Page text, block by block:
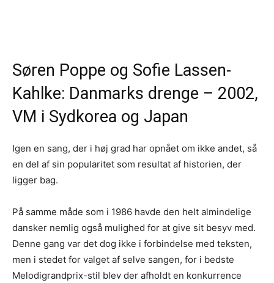
Søren Poppe og Sofie Lassen-
Kahlke: Danmarks drenge – 2002,
VM i Sydkorea og Japan
Igen en sang, der i høj grad har opnået om ikke andet, så
en del af sin popularitet som resultat af historien, der
ligger bag.
På samme måde som i 1986 havde den helt almindelige
dansker nemlig også mulighed for at give sit besyv med.
Denne gang var det dog ikke i forbindelse med teksten,
men i stedet for valget af selve sangen, for i bedste
Melodigrandprix-stil blev der afholdt en konkurrence